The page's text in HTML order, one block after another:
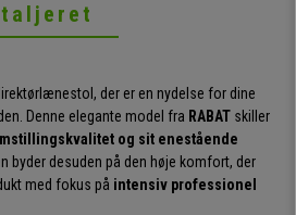
der er en nydelse for dine
Denne elegante model fra RABAT skiller
og sit enestående
byder desuden på den høje komfort, der
med fokus på intensiv professionel